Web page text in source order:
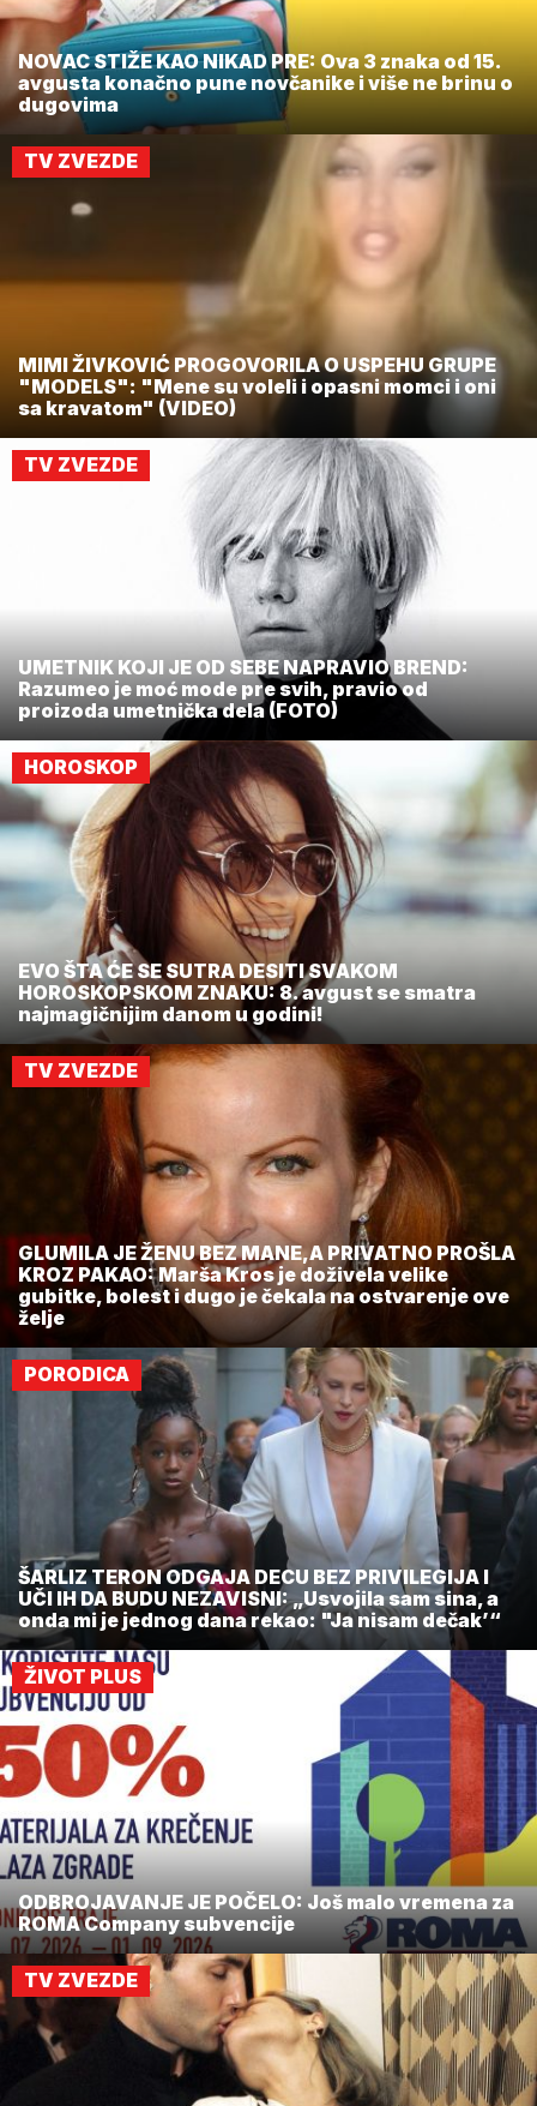
NOVAC STIŽE KAO NIKAD PRE: Ova 3 znaka od 15.
avgusta konačno pune novčanike i više ne brinu o
dugovima
TV ZVEZDE
MIMI ŽIVKOVIĆ PROGOVORILA O USPEHU GRUPE
"MODELS": "Mene su voleli i opasni momci i oni
sa kravatom" (VIDEO)
TV ZVEZDE
UMETNIK KOJI JE OD SEBE NAPRAVIO BREND:
Razumeo je moć mode pre svih, pravio od
proizoda umetnička dela (FOTO)
HOROSKOP
EVO ŠTA ĆE SE SUTRA DESITI SVAKOM
HOROSKOPSKOM ZNAKU: 8. avgust se smatra
najmagičnijim danom u godini!
TV ZVEZDE
GLUMILA JE ŽENU BEZ MANE,A PRIVATNO PROŠLA
KROZ PAKAO: Marša Kros je doživela velike
gubitke, bolest i dugo je čekala na ostvarenje ove
želje
PORODICA
ŠARLIZ TERON ODGAJA DECU BEZ PRIVILEGIJA I
UČI IH DA BUDU NEZAVISNI: „Usvojila sam sina, a
onda mi je jednog dana rekao: "Ja nisam dečak’“
ŽIVOT PLUS
ODBROJAVANJE JE POČELO: Još malo vremena za
ROMA Company subvencije
TV ZVEZDE